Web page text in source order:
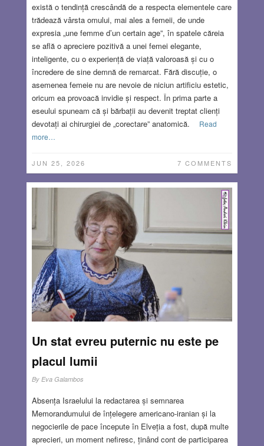
există o tendință crescândă de a respecta elementele care
trădează vârsta omului, mai ales a femeii, de unde
expresia „une femme d’un certain age”, în spatele căreia
se află o apreciere pozitivă a unei femei elegante,
inteligente, cu o experiență de viață valoroasă și cu o
încredere de sine demnă de remarcat. Fără discuție, o
asemenea femeie nu are nevoie de niciun artificiu estetic,
oricum ea provoacă invidie și respect. În prima parte a
eseului spuneam că și bărbații au devenit treptat clienți
devotați ai chirurgiei de „corectare” anatomică.
Read
more…
JUN 25, 2026 7 COMMENTS
Un stat evreu puternic nu este pe
placul lumii
By Eva Galambos
Absența Israelului la redactarea și semnarea
Memorandumului de înțelegere americano-iranian și la
negocierile de pace începute în Elveția a fost, după multe
aprecieri, un moment nefiresc, ținând cont de participarea